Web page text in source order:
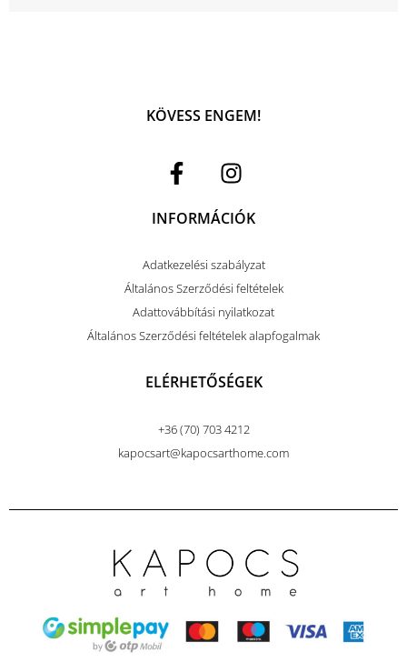
KÖVESS ENGEM!
INFORMÁCIÓK
Adatkezelési szabályzat
Általános Szerződési feltételek
Adattovábbítási nyilatkozat
Általános Szerződési feltételek alapfogalmak
ELÉRHETŐSÉGEK
+36 (70) 703 4212
kapocsart@kapocsarthome.com